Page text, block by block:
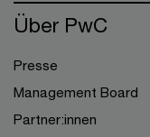
Über PwC
Presse
Management Board
Partner:innen